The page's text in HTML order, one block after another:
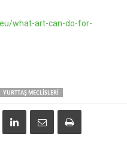
what-art-can-do-for-
YURTTAŞ MECLISLERI